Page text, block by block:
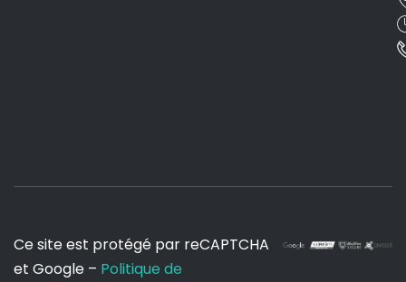
Ce site est protégé par reCAPTCHA
et Google – Politique de